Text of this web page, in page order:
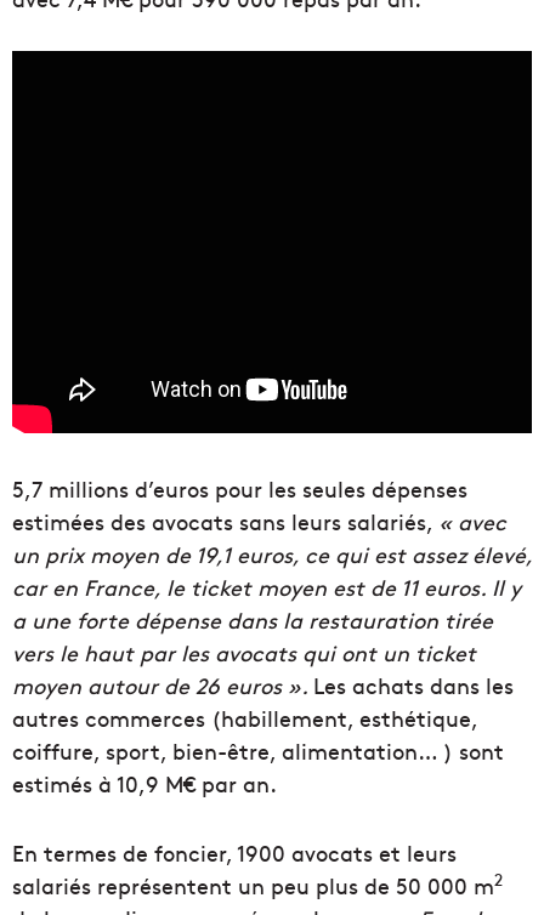
5,7 millions d’euros pour les seules dépenses
estimées des avocats sans leurs salariés, « avec
un prix moyen de 19,1 euros, ce qui est assez élevé,
car en France, le ticket moyen est de 11 euros. Il y
a une forte dépense dans la restauration tirée
vers le haut par les avocats qui ont un ticket
moyen autour de 26 euros ». Les achats dans les
autres commerces (habillement, esthétique,
coiffure, sport, bien-être, alimentation… ) sont
estimés à 10,9 M€ par an.
En termes de foncier, 1900 avocats et leurs
salariés représentent un peu plus de 50 000 m2